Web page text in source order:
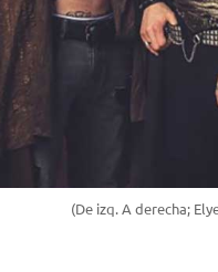
(De izq. A derecha;